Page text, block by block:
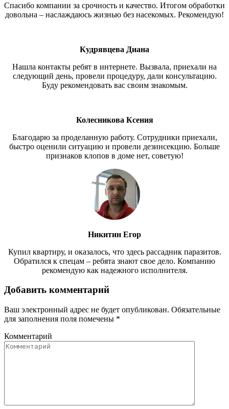
Спасибо компании за срочность и качество. Итогом обработки
довольна – наслаждаюсь жизнью без насекомых. Рекомендую!
Кудрявцева Диана
Нашла контакты ребят в интернете. Вызвала, приехали на
следующий день, провели процедуру, дали консультацию.
Буду рекомендовать вас своим знакомым.
Колесникова Ксения
Благодарю за проделанную работу. Сотрудники приехали,
быстро оценили ситуацию и провели дезинсекцию. Больше
признаков клопов в доме нет, советую!
Никитин Егор
Купил квартиру, и оказалось, что здесь рассадник паразитов.
Обратился к спецам – ребята знают свое дело. Компанию
рекомендую как надежного исполнителя.
Добавить комментарий
Ваш электронный адрес не будет опубликован. Обязательные
для заполнения поля помечены *
Комментарий